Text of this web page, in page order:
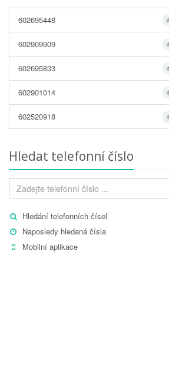
602695448
602909909
602695833
602901014
602520918
Hledat telefonní číslo
Hledání telefonních čísel
Naposledy hledaná čísla
Mobilní aplikace